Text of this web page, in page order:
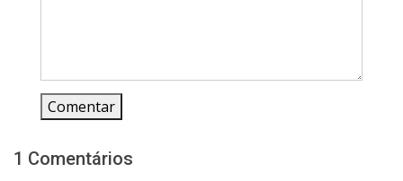
Comentar
1 Comentários